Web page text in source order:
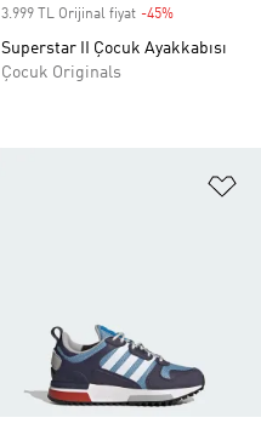
3.999 TL Orijinal fiyat -45%
Superstar II Çocuk Ayakkabısı
Çocuk Originals